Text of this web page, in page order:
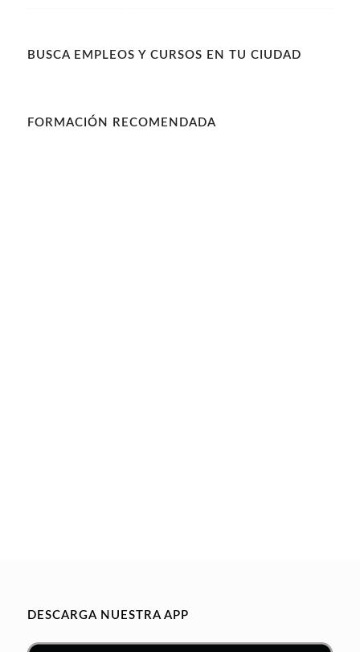
BUSCA EMPLEOS Y CURSOS EN TU CIUDAD
FORMACIÓN RECOMENDADA
DESCARGA NUESTRA APP